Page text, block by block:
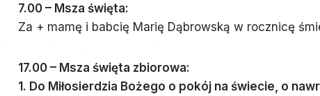
7.00 – Msza święta:
Za + mamę i babcię Marię Dąbrowską w rocznicę
17.00 – Msza święta zbiorowa:
1. Do Miłosierdzia Bożego o pokój na świecie, o